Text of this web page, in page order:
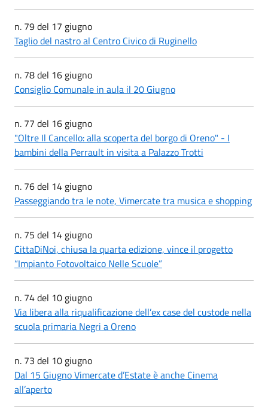
n. 79 del 17 giugno
Taglio del nastro al Centro Civico di Ruginello
n. 78 del 16 giugno
Consiglio Comunale in aula il 20 Giugno
n. 77 del 16 giugno
"Oltre Il Cancello: alla scoperta del borgo di Oreno" - I
bambini della Perrault in visita a Palazzo Trotti
n. 76 del 14 giugno
Passeggiando tra le note, Vimercate tra musica e shopping
n. 75 del 14 giugno
CittaDiNoi, chiusa la quarta edizione, vince il progetto
“Impianto Fotovoltaico Nelle Scuole”
n. 74 del 10 giugno
Via libera alla riqualificazione dell’ex case del custode nella
scuola primaria Negri a Oreno
n. 73 del 10 giugno
Dal 15 Giugno Vimercate d’Estate è anche Cinema
all’aperto